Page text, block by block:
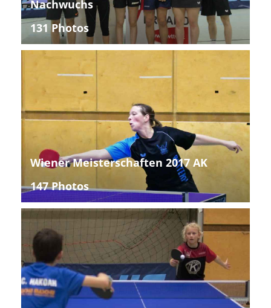
Nachwuchs
131 Photos
Wiener Meisterschaften 2017 AK
147 Photos